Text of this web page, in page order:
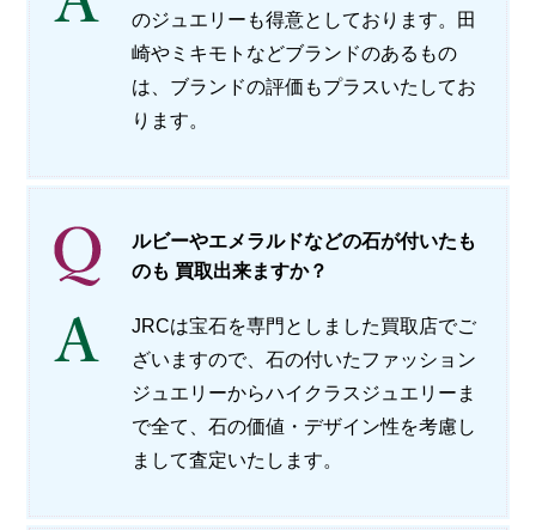
のジュエリーも得意としております。田
崎やミキモトなどブランドのあるもの
は、ブランドの評価もプラスいたしてお
ります。
ルビーやエメラルドなどの石が付いたも
のも 買取出来ますか？
JRCは宝石を専門としました買取店でご
ざいますので、石の付いたファッション
ジュエリーからハイクラスジュエリーま
で全て、石の価値・デザイン性を考慮し
まして査定いたします。